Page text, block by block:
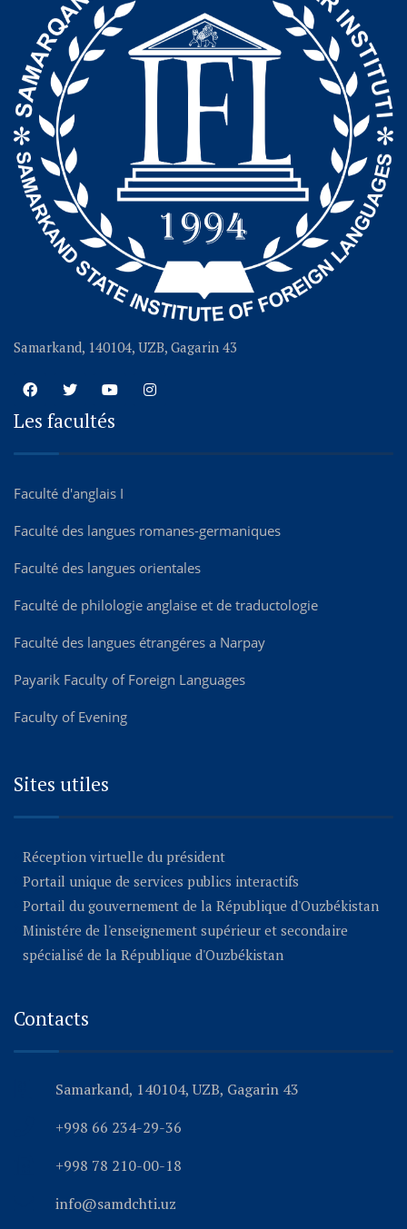
Samarkand, 140104, UZB, Gagarin 43
Les facultés
Faculté d'anglais I
Faculté des langues romanes-germaniques
Faculté des langues orientales
Faculté de philologie anglaise et de traductologie
Faculté des langues étrangéres а Narpay
Payarik Faculty of Foreign Languages
Faculty of Evening
Sites utiles
Réception virtuelle du président
Portail unique de services publics interactifs
Portail du gouvernement de la République d'Ouzbékistan
Ministére de l'enseignement supérieur et secondaire
spécialisé de la République d'Ouzbékistan
Contacts
Samarkand, 140104, UZB, Gagarin 43
+998 66 234-29-36
+998 78 210-00-18
info@samdchti.uz